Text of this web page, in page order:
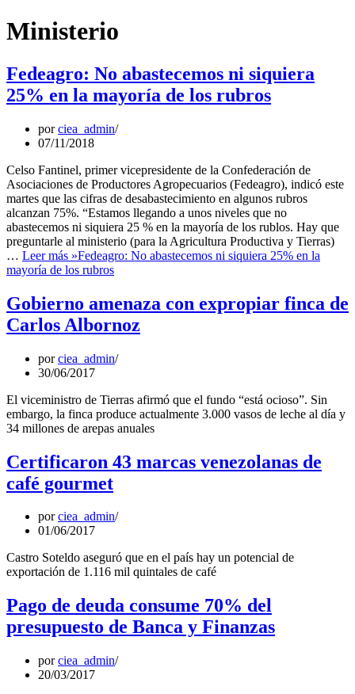
Ministerio
Fedeagro: No abastecemos ni siquiera
25% en la mayoría de los rubros
porciea_admin
07/11/2018
Celso Fantinel, primer vicepresidente de la Confederación de
Asociaciones de Productores Agropecuarios (Fedeagro), indicó este
martes que las cifras de desabastecimiento en algunos rubros
alcanzan 75%. “Estamos llegando a unos niveles que no
abastecemos ni siquiera 25 % en la mayoría de los rublos. Hay que
preguntarle al ministerio (para la Agricultura Productiva y Tierras)
… Leer más »Fedeagro: No abastecemos ni siquiera 25% en la
mayoría de los rubros
Gobierno amenaza con expropiar finca de
Carlos Albornoz
porciea_admin
30/06/2017
El viceministro de Tierras afirmó que el fundo “está ocioso”. Sin
embargo, la finca produce actualmente 3.000 vasos de leche al día y
34 millones de arepas anuales
Certificaron 43 marcas venezolanas de
café gourmet
porciea_admin
01/06/2017
Castro Soteldo aseguró que en el país hay un potencial de
exportación de 1.116 mil quintales de café
Pago de deuda consume 70% del
presupuesto de Banca y Finanzas
porciea_admin
20/03/2017